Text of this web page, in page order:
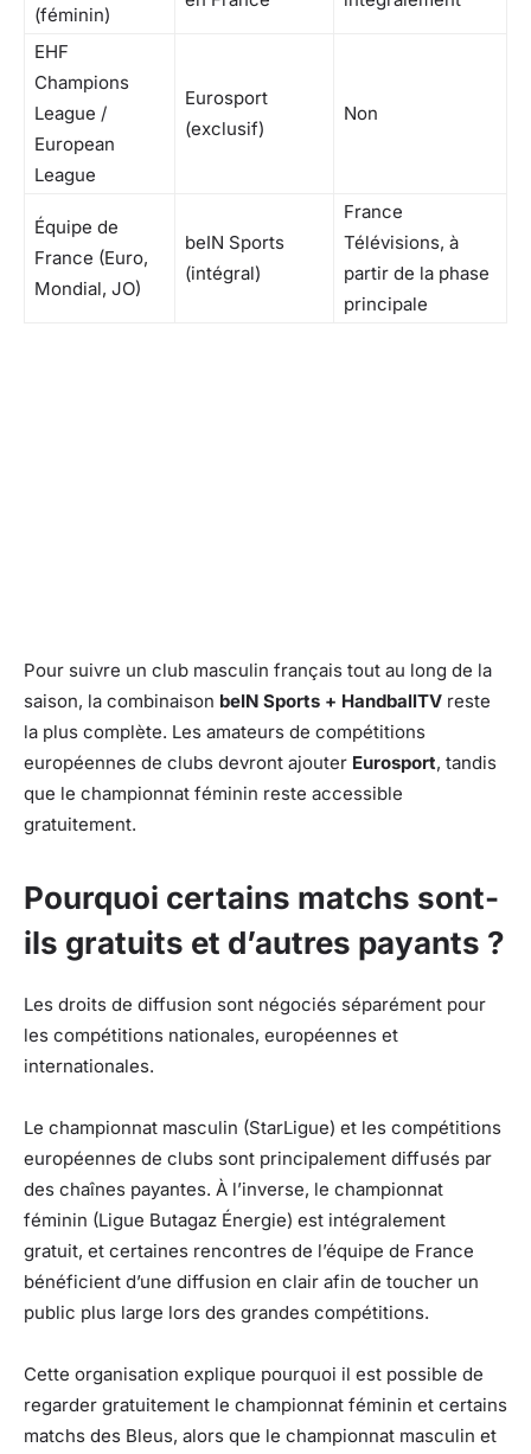
(féminin)
EHF
Champions
League /
European
League
Eurosport
(exclusif)
Non
Équipe de
France (Euro,
Mondial, JO)
beIN Sports
(intégral)
France
Télévisions, à
partir de la phase
principale
Pour suivre un club masculin français tout au long de la
saison, la combinaison beIN Sports + HandballTV reste
la plus complète. Les amateurs de compétitions
européennes de clubs devront ajouter Eurosport, tandis
que le championnat féminin reste accessible
gratuitement.
Pourquoi certains matchs sont-
ils gratuits et d’autres payants ?
Les droits de diffusion sont négociés séparément pour
les compétitions nationales, européennes et
internationales.
Le championnat masculin (StarLigue) et les compétitions
européennes de clubs sont principalement diffusés par
des chaînes payantes. À l’inverse, le championnat
féminin (Ligue Butagaz Énergie) est intégralement
gratuit, et certaines rencontres de l’équipe de France
bénéficient d’une diffusion en clair afin de toucher un
public plus large lors des grandes compétitions.
Cette organisation explique pourquoi il est possible de
regarder gratuitement le championnat féminin et certains
matchs des Bleus, alors que le championnat masculin et